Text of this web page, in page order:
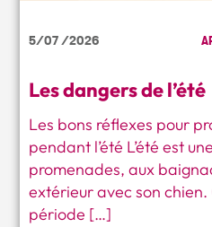
Les dangers de l’été
Les bons réflexes pour
pendant l’été L’été est
promenades, aux
extérieur avec son
période […]
5/07 /2026